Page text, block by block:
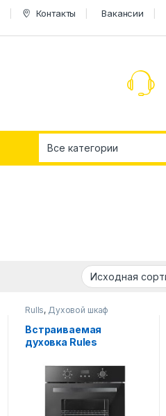
Контакты Вакансии
Rulls, Духовой шкаф
Встраиваемая
духовка Rules